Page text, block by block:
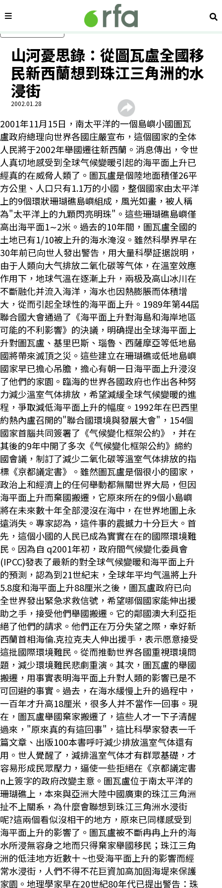
內容分類 搜
山河憂思錄：從圖瓦盧全國移
民新西蘭想到珠江三角洲的水
浸街
2002.01.28
2001年11月15日，南太平洋的一個島嶼小國圖瓦
盧政府總理向世界各國庄嚴宣布，這個國家的全体
人民將于2002年舉國遷往新西蘭。消息傳出，令世
人真切地感受到全球气候變暖引起的海平面上升已
經真的在威脅人類了。圖瓦盧是個陸地面積僅26平
方公里、人口只有1.1万的小國，整個國家由太平洋
上的9個環狀珊瑚礁島嶼組成，風光如畫，被人稱
為"太平洋上的九顆閃亮明珠"。這些珊瑚礁島嶼僅
高出海平面1∼2米。過去的10年間，圖瓦盧全國的
土地已有1/10被上升的海水淹沒。雖然科學界早在
30年前已向世人發出警告，用大量科學証据說明，
由于人類向大气排放二氧化碳等气体，在溫室效應
作用下，地球气溫在逐漸上升，兩极及高山冰川在
不斷融化并流入海洋，海水也因熱膨脹而体積增
大，從而引起全球性的海平面上升。1989年第44屆
聯合國大會通過了《海平面上升對海島和海岸地區
可能的不利影響》的決議，明确提出全球海平面上
升對圖瓦盧、基里巴斯、瑙魯、西薩摩亞等低地島
國將帶來滅頂之災。這些建立在珊瑚礁或低地島嶼
國家早已擔心吊膽，擔心有朝一日海平面上升浸沒
了他們的家園。臨海的世界各國政府也作出各种努
力減少溫室气体排放，希望減緩全球气候變暖的進
程，爭取減低海平面上升的幅度。1992年在巴西里
約熱內盧召開的"聯合國環境與發展大會"，154個
國家首腦共同簽署了《气候變化框架公約》，并在
其後的9年中開了多次《气候變化框架公約》締約
國會議，制訂了減少二氧化碳等溫室气体排放的指
標《京都議定書》。雖然圖瓦盧是個很小的國家，
政治上和經濟上的任何舉動都無關世界大局，但因
海平面上升而棄國搬遷，它原來所在的9個小島嶼
將在未來數十年全部浸沒在海中，在世界地圖上永
遠消失。專家認為，這件事的震撼力十分巨大。首
先，這個小國的人民已成為實實在在的國際環境難
民。因為自 q2001年初，政府間气候變化委員會
(IPCC)發表了最新的對全球气候變暖和海平面上升
的預測，認為到21世紀末，全球年平均气溫將上升
5.8度和海平面上升88厘米之後，圖瓦盧政府已向
全世界發出緊急求救信號，希望哪個國家能伸出援
助之手，接受他們舉國搬遷。它的鄰國澳大利亞拒
絕了他們的請求。他們正在万分失望之際，幸好新
西蘭首相海倫.克拉克夫人伸出援手，表示愿意接受
這批國際環境難民。從而推動世界各國重視環境問
題，減少環境難民悲劇重演。其次，圖瓦盧的舉國
搬遷，用事實表明海平面上升對人類的影響已是不
可回避的事實。過去，在海水緩慢上升的過程中，
一百年才升高18厘米，很多人并不當作一回事。現
在，圖瓦盧舉國棄家搬遷了，這些人才一下子清醒
過來，"原來真的有這回事"，這比科學家發表一千
篇文章、出版100本書呼吁減少排放溫室气体還有
用。世人覺醒了，減排溫室气体才有群眾基礎，才
容易形成民眾壓力，逼使一些拒絕在《京都議定書
n上簽字的政府改變主意。圖瓦盧位于南太平洋的
珊瑚礁上，本來與亞洲大陸中國廣東的珠江三角洲
扯不上關系，為什麼會聯想到珠江三角洲水浸街
呢?這兩個看似沒相干的地方，原來已同樣感受到
海平面上升的影響了。圖瓦盧被不斷冉冉上升的海
水所浸無容身之地而只得棄家舉國移民；珠江三角
洲的低洼地方近數十 ~也受海平面上升的影響而經
常水浸街，人們不得不花巨資加高加固海堤來保護
家園。地理學家早在20世紀80年代已提出警告：珠